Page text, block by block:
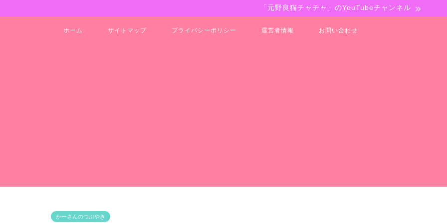
「元野良猫チャチャ」のYouTubeチャンネル
ホーム サイトマップ プライバシーポリシー 運営者情報 お問い合わせ
かーさんのつぶやき